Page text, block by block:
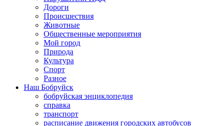
Дороги
Происшествия
Животные
Общественные мероприятия
Мой город
Природа
Культура
Спорт
Разное
Наш Бобруйск
бобруйская энциклопедия
справка
транспорт
расписание движения городских автобусов